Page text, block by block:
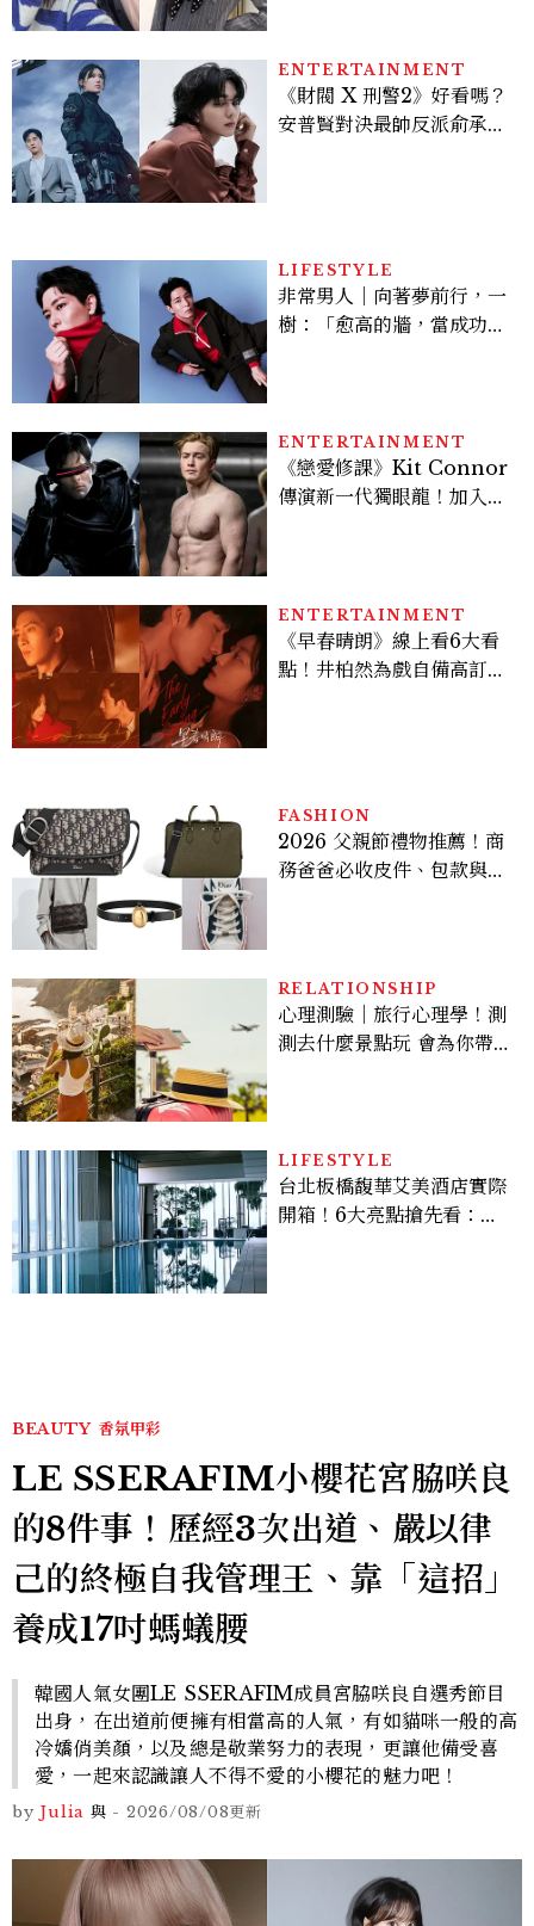
ENTERTAINMENT
《財閥 X 刑警2》好看嗎？
安普賢對決最帥反派俞承
LIFESTYLE
非常男人｜向著夢前行，一
樹：「愈高的牆，當成功爬
ENTERTAINMENT
《戀愛修課》Kit Connor
傳演新一代獨眼龍！加入新
ENTERTAINMENT
《早春晴朗》線上看6大看
點！井柏然為戲自備高訂，
FASHION
2026 父親節禮物推薦！商
務爸爸必收皮件、包款與鞋
RELATIONSHIP
心理測驗｜旅行心理學！測
測去什麼景點玩 會為你帶來
LIFESTYLE
台北板橋馥華艾美酒店實際
開箱！6大亮點搶先看：新
BEAUTY 香氛甲彩
LE SSERAFIM小櫻花宮脇咲良
的8件事！歷經3次出道、嚴以律
己的終極自我管理王、靠「這招」
養成17吋螞蟻腰
韓國人氣女團LE SSERAFIM成員宮脇咲良自選秀節目
出身，在出道前便擁有相當高的人氣，有如貓咪一般的高
冷嬌俏美顏，以及總是敬業努力的表現，更讓他備受喜
愛，一起來認識讓人不得不愛的小櫻花的魅力吧！
by Julia 與 - 2026/08/08更新